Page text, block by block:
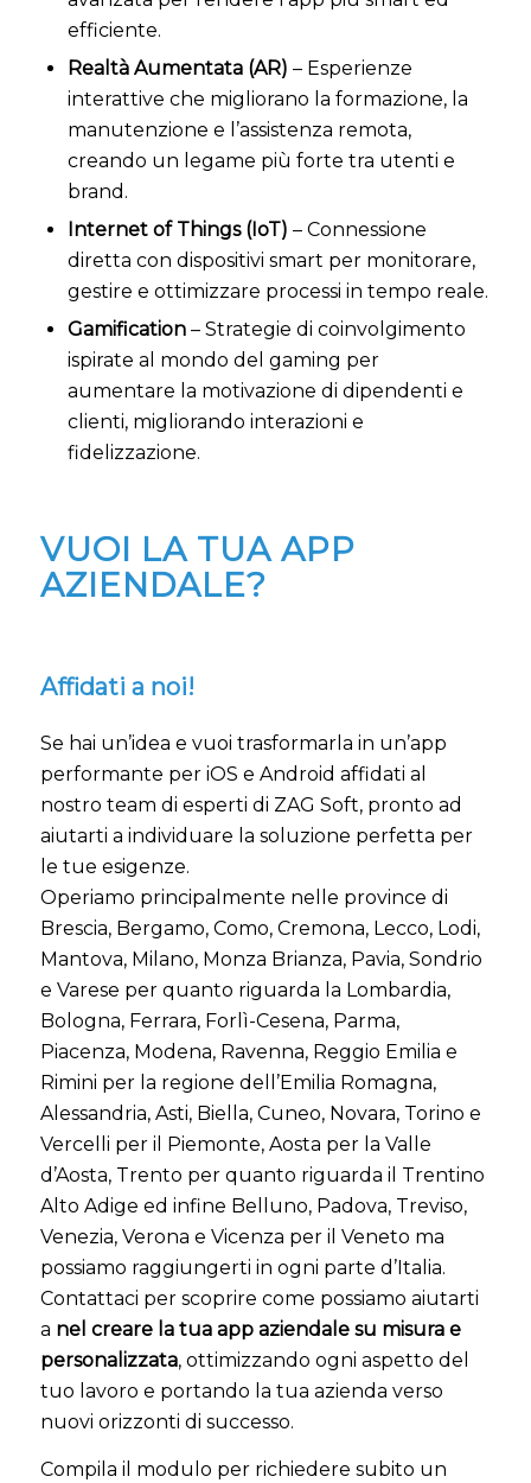
efficiente.
Realtà Aumentata (AR) – Esperienze
interattive che migliorano la formazione, la
manutenzione e l’assistenza remota,
creando un legame più forte tra utenti e
brand.
Internet of Things (IoT) – Connessione
diretta con dispositivi smart per monitorare,
gestire e ottimizzare processi in tempo reale.
Gamification– Strategie di coinvolgimento
ispirate al mondo del gaming per
aumentare la motivazione di dipendenti e
clienti, migliorando interazioni e
fidelizzazione.
VUOI LA TUA APP
AZIENDALE?
Affidati a noi!
Se hai un’idea e vuoi trasformarla in un’app
performante per iOS e Android affidati al
nostro team di esperti di ZAG Soft, pronto ad
aiutarti a individuare la soluzione perfetta per
le tue esigenze.
Operiamo principalmente nelle province di
Brescia, Bergamo, Como, Cremona, Lecco, Lodi,
Mantova, Milano, Monza Brianza, Pavia, Sondrio
e Varese per quanto riguarda la Lombardia,
Bologna, Ferrara, Forlì-Cesena, Parma,
Piacenza, Modena, Ravenna, Reggio Emilia e
Rimini per la regione dell’Emilia Romagna,
Alessandria, Asti, Biella, Cuneo, Novara, Torino e
Vercelli per il Piemonte, Aosta per la Valle
d’Aosta, Trento per quanto riguarda il Trentino
Alto Adige ed infine Belluno, Padova, Treviso,
Venezia, Verona e Vicenza per il Veneto ma
possiamo raggiungerti in ogni parte d’Italia.
Contattaci per scoprire come possiamo aiutarti
a nel creare la tua app aziendale su misura e
personalizzata, ottimizzando ogni aspetto del
tuo lavoro e portando la tua azienda verso
nuovi orizzonti di successo.
Compila il modulo per richiedere subito un